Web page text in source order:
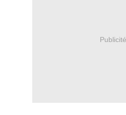
Publicité